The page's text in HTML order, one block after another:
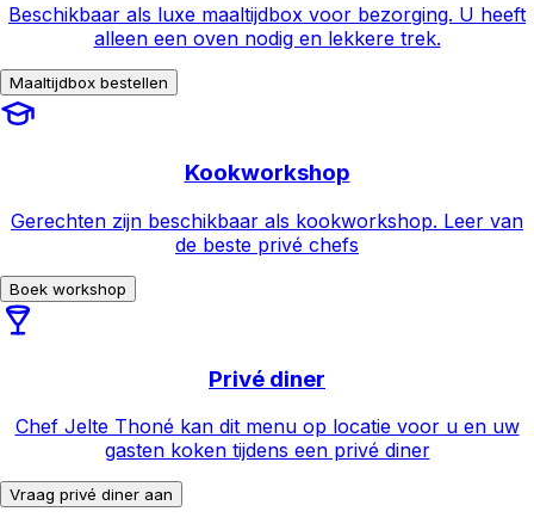
Beschikbaar als luxe maaltijdbox voor bezorging. U heeft
alleen een oven nodig en lekkere trek.
Maaltijdbox bestellen
Kookworkshop
Gerechten zijn beschikbaar als kookworkshop. Leer van
de beste privé chefs
Boek workshop
Privé diner
Chef Jelte Thoné kan dit menu op locatie voor u en uw
gasten koken tijdens een privé diner
Vraag privé diner aan